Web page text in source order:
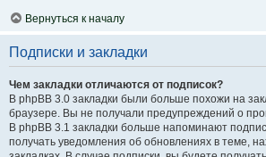
Вернуться к началу
Подписки и закладки
Чем закладки отличаются от подписок?
В phpBB 3.0 закладки были больше похожи на
браузере. Вы не получали предупреждений о
В phpBB 3.1 закладки больше напоминают
получать уведомления об обновлениях в теме,